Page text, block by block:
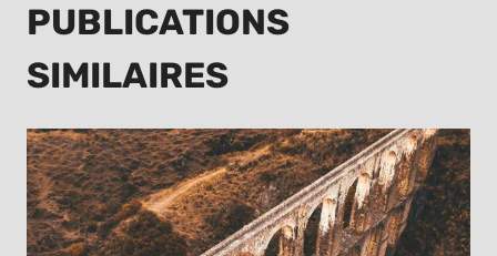
PUBLICATIONS
SIMILAIRES